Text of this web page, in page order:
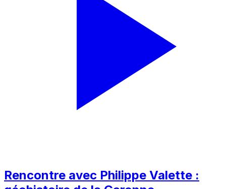
Rencontre avec Philippe Valette :